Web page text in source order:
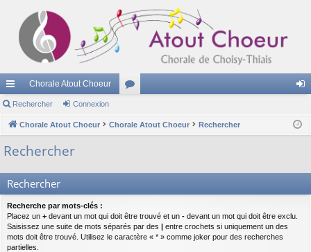
cc
ès
ra
de
Chorale Atout Choeur
u ne
Rechercher Connexion
Chorale Atout Choeur Chorale Atout Choeur Rechercher
Rechercher
Rechercher
Recherche par mots-clés :
Placez un + devant un mot qui doit être trouvé et un - devant un mot qui doit être exclu.
Saisissez une suite de mots séparés par des | entre crochets si uniquement un des
mots doit être trouvé. Utilisez le caractère « * » comme joker pour des recherches
partielles.